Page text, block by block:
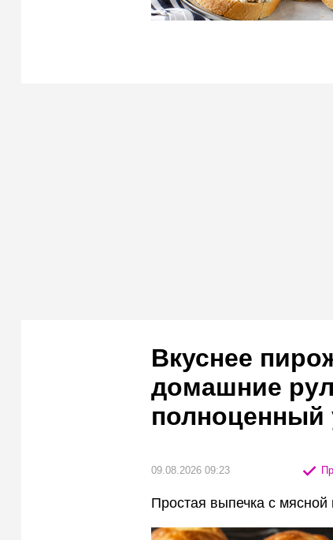
Вкуснее
домашние
полноценный
09.08.2026 09:23
Простая выпечка с мясной